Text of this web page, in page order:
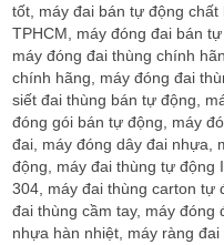
tốt, máy đai bán tự động
TPHCM, máy đóng đai bán
máy đóng đai thùng chính
chính hãng, máy đóng đai
siết đai thùng bán tự động,
đóng gói bán tự động, máy
đai, máy đóng dây đai nhựa,
động, máy đai thùng tự động
304, máy đai thùng carton tự
đai thùng cầm tay, máy đóng
nhựa hàn nhiệt, máy ràng